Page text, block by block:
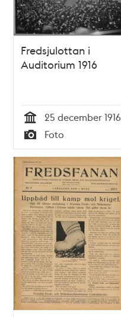
Fredsjulottan i
Auditorium 1916
Tid
25 december 1916
Typ
Foto